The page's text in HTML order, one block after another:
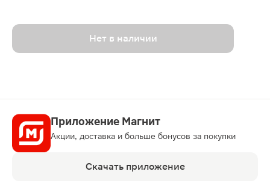
Нет в наличии
Приложение Магнит
Акции, доставка и больше бонусов за покупки
Скачать приложение